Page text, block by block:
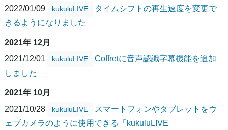
2022/01/09
kukuluLIVE
タイムシフトの再生速度を変更で
きるようになりました
2021年 12月
2021/12/01
kukuluLIVE
Coffretに音声認識字幕機能を追加
しました
2021年 10月
2021/10/28
kukuluLIVE
スマートフォンやタブレットをウ
ェブカメラのように使用できる「kukuluLIVE